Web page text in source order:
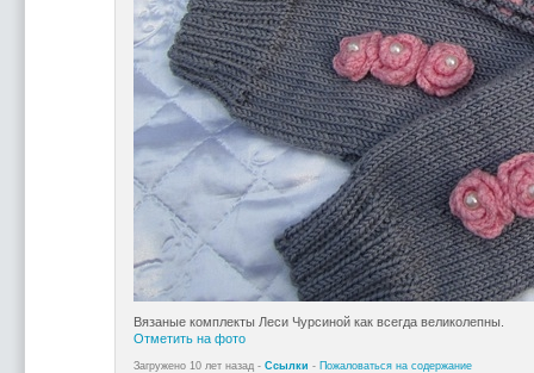
Вязаные комплекты Леси Чурсиной как всегда великолепны.
Отметить на фото
Загружено 10 лет назад - Ссылки - Пожаловаться на содержание